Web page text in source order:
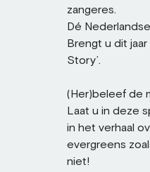
zangeres.
Dé
Brengt u dit
Story’.
(Her)beleef de
Laat u in deze
in het verhaal
evergreens
niet!